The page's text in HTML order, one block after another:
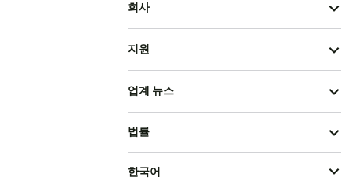
회사
지원
업계 뉴스
법률
한국어